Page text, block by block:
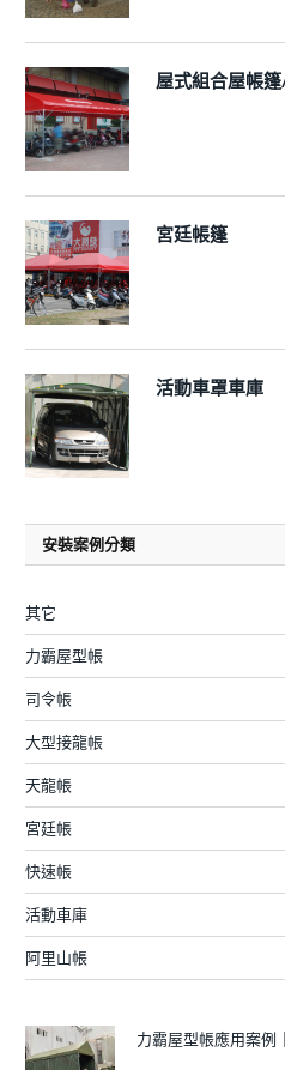
屋式組合屋帳
宮廷帳篷
活動車罩車庫
安裝案例分類
其它
力霸屋型帳
司令帳
大型接龍帳
天龍帳
宮廷帳
快速帳
活動車庫
阿里山帳
力霸屋型帳應用案例